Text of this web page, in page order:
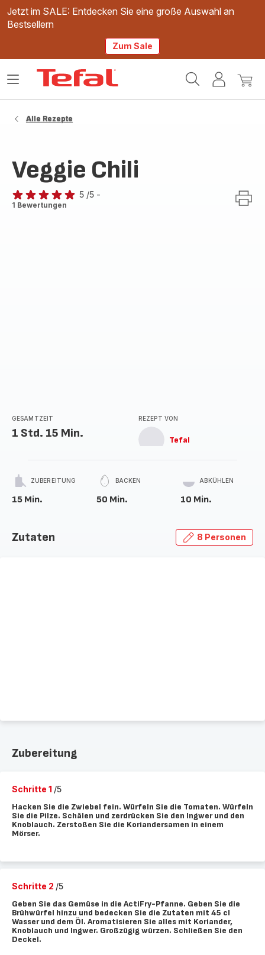
Jetzt im SALE: Entdecken Sie eine große Auswahl an
Bestsellern
Zum Sale
Mein
Mein
Das
Alle Rezepte
Veggie Chili
Bewertung
5 /5 -
1 Bewertungen
GESAMTZEIT
1 Std. 15 Min.
REZEPT VON
Tefal
ZUBEREITUNG
15 Min.
BACKEN
50 Min.
ABKÜHLEN
10 Min.
Zutaten 8 Personen
Zubereitung
Schritte 1 /5
Hacken Sie die Zwiebel fein. Würfeln Sie die Tomaten. Würfeln
Sie die Pilze. Schälen und zerdrücken Sie den Ingwer und den
Knoblauch. Zerstoßen Sie die Koriandersamen in einem
Mörser.
Schritte 2 /5
Geben Sie das Gemüse in die ActiFry-Pfanne. Geben Sie die
Brühwürfel hinzu und bedecken Sie die Zutaten mit 45 cl
Wasser und dem Öl. Aromatisieren Sie alles mit Koriander,
Knoblauch und Ingwer. Großzügig würzen. Schließen Sie den
Deckel.